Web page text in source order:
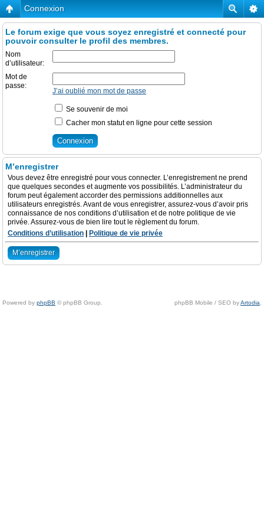
Connexion
Le forum exige que vous soyez enregistré et connecté pour
pouvoir consulter le profil des membres.
Nom
d’utilisateur:
Mot de
passe:
J’ai oublié mon mot de passe
Se souvenir de moi
Cacher mon statut en ligne pour cette session
M’enregistrer
Vous devez être enregistré pour vous connecter. L’enregistrement ne prend
que quelques secondes et augmente vos possibilités. L’administrateur du
forum peut également accorder des permissions additionnelles aux
utilisateurs enregistrés. Avant de vous enregistrer, assurez-vous d’avoir pris
connaissance de nos conditions d’utilisation et de notre politique de vie
privée. Assurez-vous de bien lire tout le règlement du forum.
Conditions d’utilisation
Politique de vie privée
M’enregistrer
Powered by phpBB © phpBB Group. phpBB Mobile / SEO byArtodia